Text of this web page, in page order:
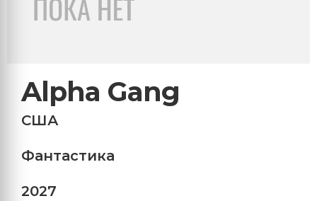
Alpha Gang
США
Фантастика
2027